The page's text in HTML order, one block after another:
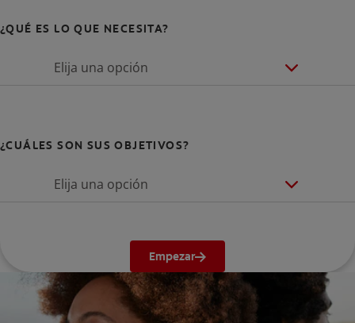
¿QUÉ ES LO QUE NECESITA?
Elija una opción
¿CUÁLES SON SUS OBJETIVOS?
Elija una opción
Empezar